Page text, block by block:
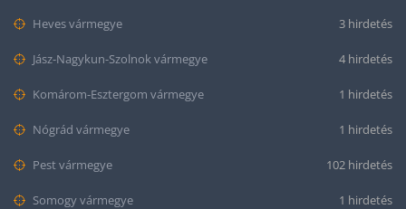
Heves vármegye 3 hirdetés
Jász-Nagykun-Szolnok vármegye 4 hirdetés
Komárom-Esztergom vármegye 1 hirdetés
Nógrád vármegye 1 hirdetés
Pest vármegye 102 hirdetés
Somogy vármegye 1 hirdetés